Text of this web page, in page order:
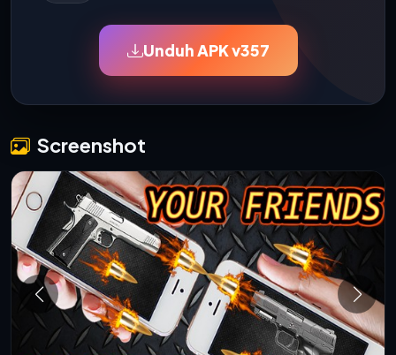
Unduh APK v357
Screenshot